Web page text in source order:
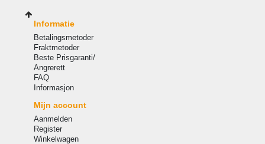
Informatie
Betalingsmetoder
Fraktmetoder
Beste Prisgaranti/
Angrerett
FAQ
Informasjon
Mijn account
Aanmelden
Register
Winkelwagen